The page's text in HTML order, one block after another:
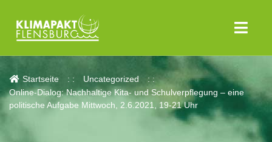
Aktuelles
Startseite
Uncategorized
Online-Dialog: Nachhaltige Kita- und Schulverpflegung – eine
politische Aufgabe Mittwoch, 2.6.2021, 19-21 Uhr